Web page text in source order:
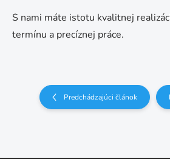
S nami máte istotu kvalitnej
termínu a precíznej práce.
Predchádzajúci článok